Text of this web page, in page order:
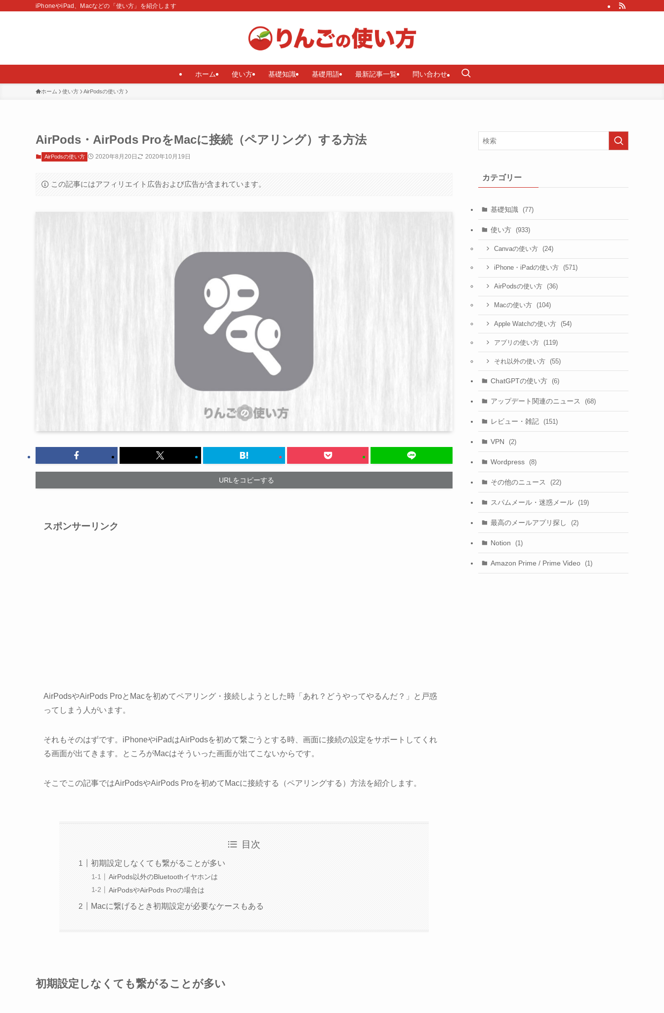
iPhoneやiPad、Macなどの「使い方」を紹介します
ホーム 使い方 基礎知識 基礎用語 最新記事一覧 問い合わせ
ホーム 使い方 AirPodsの使い方
AirPods・AirPods ProをMacに接続（ペアリング）する方法
AirPodsの使い方 2020年8月20日 2020年10月19日
この記事にはアフィリエイト広告および広告が含まれています。
URLをコピーする
スポンサーリンク
AirPodsやAirPods ProとMacを初めてペアリング・接続しようとした時「あれ？どうやってやるんだ？」と戸惑
ってしまう人がいます。
それもそのはずです。iPhoneやiPadはAirPodsを初めて繋ごうとする時、画面に接続の設定をサポートしてくれ
る画面が出てきます。ところがMacはそういった画面が出てこないからです。
そこでこの記事ではAirPodsやAirPods Proを初めてMacに接続する（ペアリングする）方法を紹介します。
目次
初期設定しなくても繋がることが多い
AirPods以外のBluetoothイヤホンは
AirPodsやAirPods Proの場合は
Macに繋げるとき初期設定が必要なケースもある
初期設定しなくても繋がることが多い
カテゴリー
基礎知識 (77)
使い方 (933)
Canvaの使い方 (24)
iPhone・iPadの使い方 (571)
AirPodsの使い方 (36)
Macの使い方 (104)
Apple Watchの使い方 (54)
アプリの使い方 (119)
それ以外の使い方 (55)
ChatGPTの使い方 (6)
アップデート関連のニュース (68)
レビュー・雑記 (151)
VPN (2)
Wordpress (8)
その他のニュース (22)
スパムメール・迷惑メール (19)
最高のメールアプリ探し (2)
Notion (1)
Amazon Prime / Prime Video (1)